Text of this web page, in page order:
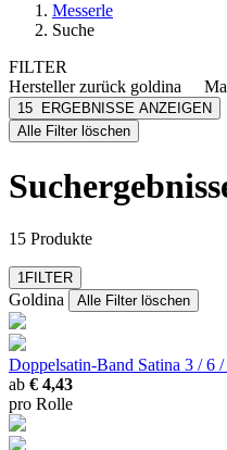
Messerle
Suche
FILTER
Herstellerzurück goldina
Goldina
[e] one
3M
mehr anzeigen
15
ERGEBNISSE ANZEIGEN
Alle Filter löschen
15 Produkte
1FILTER
Goldina Alle Filter löschen
Doppelsatin-Band Satina 3 / 6
ab € 4,43
pro Rolle